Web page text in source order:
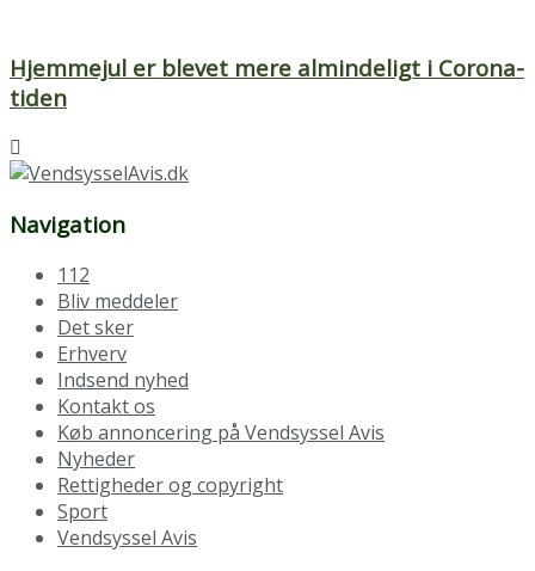
Hjemmejul er blevet mere almindeligt i Corona-
tiden
Navigation
112
Bliv meddeler
Det sker
Erhverv
Indsend nyhed
Kontakt os
Køb annoncering på Vendsyssel Avis
Nyheder
Rettigheder og copyright
Sport
Vendsyssel Avis